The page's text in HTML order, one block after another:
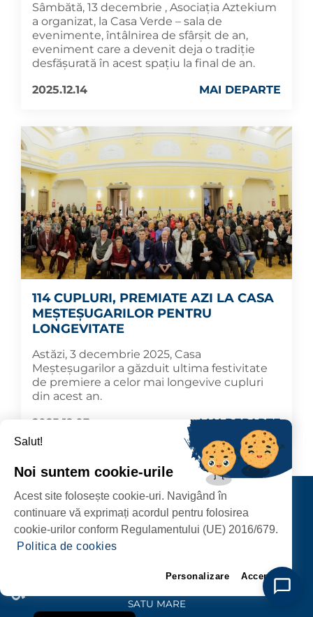
Sâmbătă, 13 decembrie , Asociația Aztekium
a organizat, la Casa Verde – sala de
evenimente, întâlnirea de sfârșit de an,
eveniment care a devenit deja o tradiție
desfășurată în acest spațiu la final de an.
2025.12.14
MAI DEPARTE
114 CUPLURI, PREMIATE AZI LA CASA
MEȘTEȘUGARILOR PENTRU
LONGEVITATE
Astăzi, 3 decembrie 2025, Casa
Meșteșugarilor a găzduit ultima festivitate
de premiere a celor mai longevive cupluri
din acest an.
2025.12.03
MAI DEPARTE
SATU MARE
Contact
URMĂRIȚI-NE
Salut!
Noi suntem cookie-urile
Acest site folosește cookie-uri. Navigând în
continuare vă exprimați acordul pentru folosirea
cookie-urilor conform Regulamentului (UE) 2016/679.
Politica de cookies
Personalizare Accept